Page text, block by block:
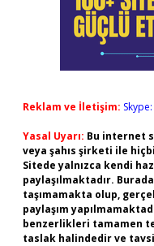
Reklam ve İletişim:
Yasal Uyarı: Bu internet
veya şahıs şirketi ile
Sitede yalnızca kendi
paylaşılmaktadır.
taşımamakta olup,
paylaşım
benzerlikleri tamamen
taslak halindedir ve